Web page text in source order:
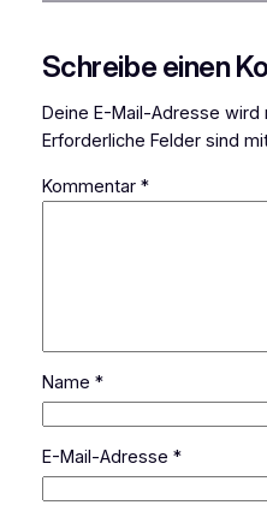
Schreibe einen
Deine E-Mail-Adresse wird
Erforderliche Felder sind
Kommentar *
Name *
E-Mail-Adresse *